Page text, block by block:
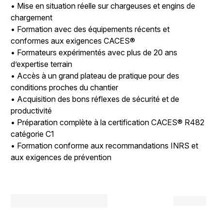
• Mise en situation réelle sur chargeuses et engins de
chargement
• Formation avec des équipements récents et
conformes aux exigences CACES®
• Formateurs expérimentés avec plus de 20 ans
d’expertise terrain
• Accès à un grand plateau de pratique pour des
conditions proches du chantier
• Acquisition des bons réflexes de sécurité et de
productivité
• Préparation complète à la certification CACES® R482
catégorie C1
• Formation conforme aux recommandations INRS et
aux exigences de prévention